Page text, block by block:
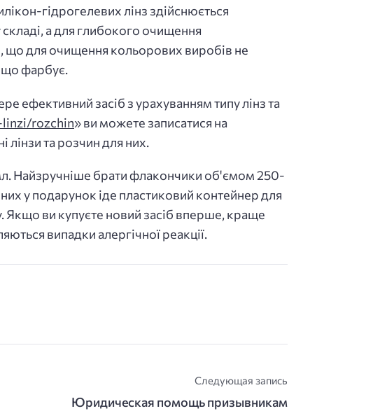
гідрогелевих лінз здійснюється
а для глибокого очищення
що для очищення кольорових виробів не
що фарбує.
ефективний засіб з урахуванням типу лінз та
rozchin» ви можете записатися на
та розчин для них.
Найзручніше брати флакончики об'ємом 250-
у подарунок іде пластиковий контейнер для
Якщо ви купуєте новий засіб вперше, краще
випадки алергічної реакції.
Следующая запись
Юридическая помощь призывникам